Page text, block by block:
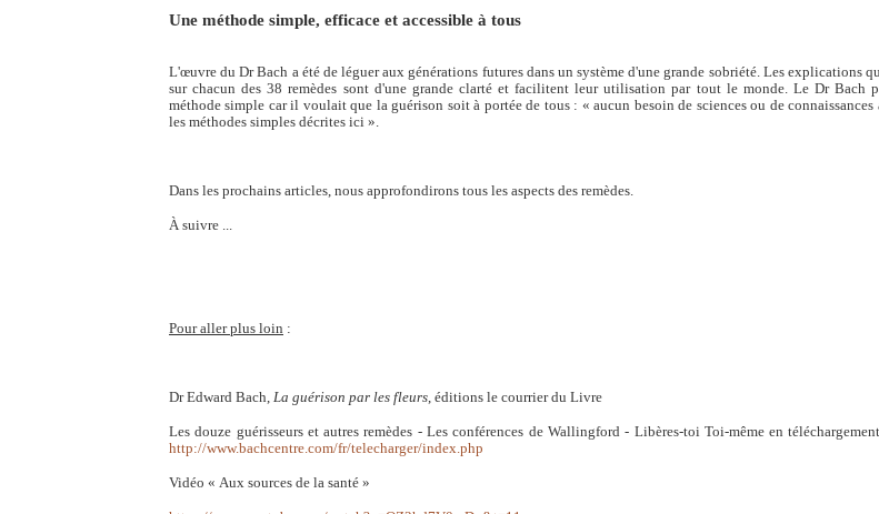
Une méthode simple, efficace et accessible à tous
L'œuvre du Dr Bach a été de léguer aux générations futures dans un système d'une grande sobriété. Les explications
sur chacun des 38 remèdes sont d'une grande clarté et facilitent leur utilisation par tout le monde. Le Dr Bach
méthode simple car il voulait que la guérison soit à portée de tous : « aucun besoin de sciences ou de connaissances
les méthodes simples décrites ici ».
Dans les prochains articles, nous approfondirons tous les aspects des remèdes.
À suivre ...
Pour aller plus loin :
Dr Edward Bach, La guérison par les fleurs, éditions le courrier du Livre
Les douze guérisseurs et autres remèdes - Les conférences de Wallingford - Libères-toi Toi-même en
http://www.bachcentre.com/fr/telecharger/index.php
Vidéo « Aux sources de la santé »